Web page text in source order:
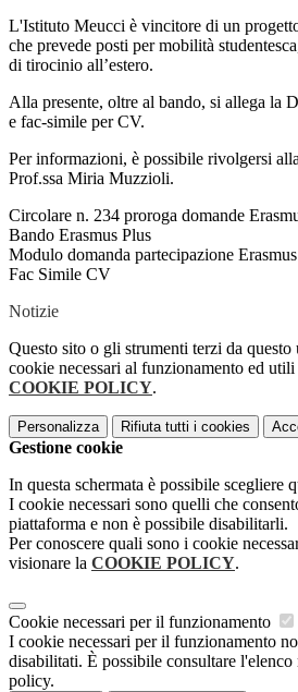
L'Istituto Meucci è vincitore di un
che prevede posti per mobilità
di tirocinio all’estero.
Alla presente, oltre al bando, si allega la
e fac-simile per CV.
Per informazioni, è possibile rivolgersi
Prof.ssa Miria Muzzioli.
Circolare n. 234 proroga domande
Bando Erasmus Plus
Modulo domanda partecipazione
Fac Simile CV
Notizie
Questo sito o gli strumenti terzi da
cookie necessari al funzionamento ed
COOKIE POLICY.
Personalizza Rifiuta tutti i cookies
Gestione cookie
In questa schermata è possibile scegliere
I cookie necessari sono quelli che
piattaforma e non è possibile disabilitarli.
Per conoscere quali sono i cookie
visionare la COOKIE POLICY.
Cookie necessari per il funzionamento
I cookie necessari per il funzionamento
disabilitati. È possibile consultare
policy.